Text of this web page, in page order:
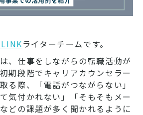
ライターチームです。
、仕事をしながらの転職活動が
期段階でキャリアカウンセラー
る際、「電話がつながらない」
気付かれない」「そもそもメー
どの課題が多く聞かれるように